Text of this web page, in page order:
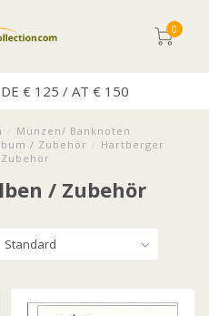
0
€ 125 / AT € 150
Münzen/ Banknoten
/ Zubehör
Hartberger
/ Zubehör